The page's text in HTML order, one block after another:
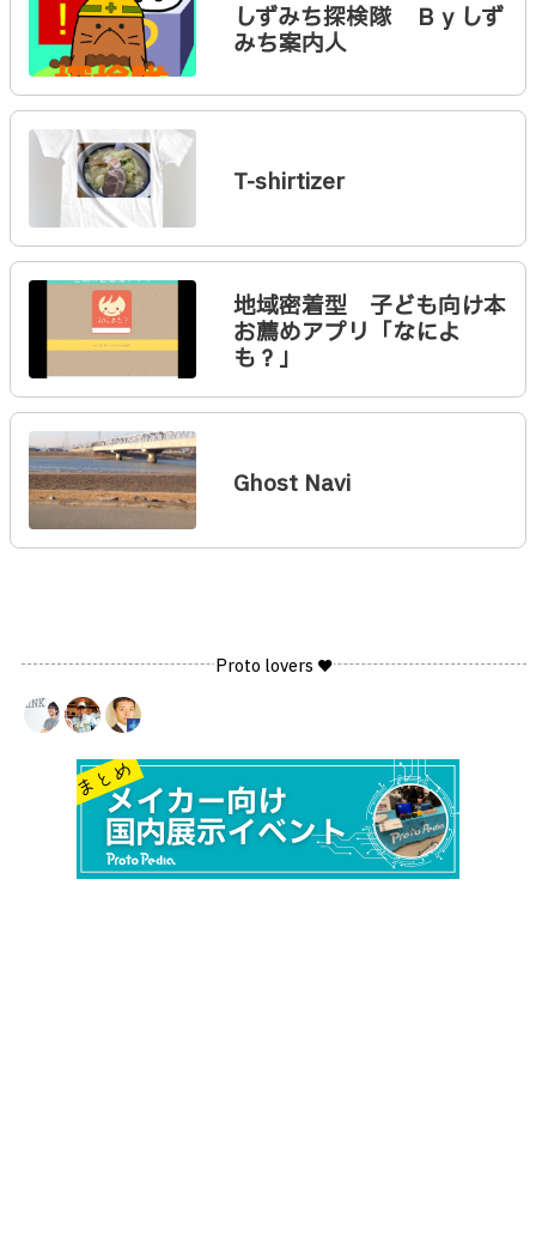
しずみち探検隊 Ｂｙしず
みち案内人
T-shirtizer
地域密着型 子ども向け本
お薦めアプリ「なによ
も？」
Ghost Navi
Proto lovers ♥